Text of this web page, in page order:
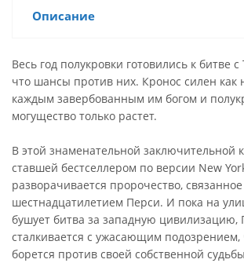
Описание
Весь год полукровки готовились к битве
что шансы против них. Кронос силен как
каждым завербованным им богом и
могущество только растет.
В этой знаменательной заключительной
ставшей бестселлером по версии New
разворачивается пророчество, связанное
шестнадцатилетием Перси. И пока на
бушует битва за западную цивилизацию,
сталкивается с ужасающим подозрением,
борется против своей собственной